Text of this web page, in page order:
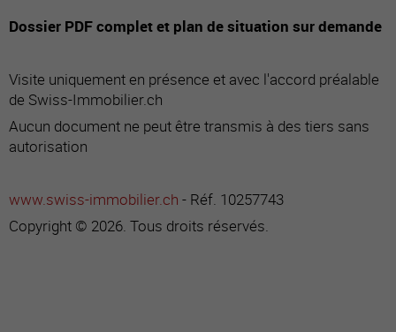
Dossier PDF complet et plan de situation sur demande
Visite uniquement en présence et avec l'accord préalable
de Swiss-Immobilier.ch
Aucun document ne peut être transmis à des tiers sans
autorisation
www.swiss-immobilier.ch - Réf. 10257743
Copyright © 2026. Tous droits réservés.